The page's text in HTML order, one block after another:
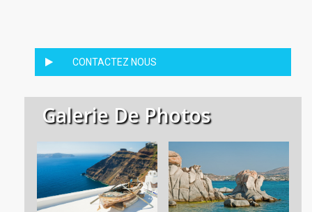
CONTACTEZ NOUS
Galerie De Photos